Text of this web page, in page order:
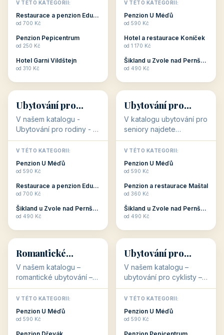
dovolenou přímo
souvisejí. Aktivní
odpočinek jso...
V TÉTO KATEGORII:
Restaurace a penzion Eduard
od 700 Kč
Penzion Pepicentrum
od 250 Kč
Hotel Garni Vildštejn
od 310 Kč
cenově dostupné
ubytování v ČR. Budete
c...
V TÉTO KATEGORII:
Penzion U Méďů
od 590 Kč
Hotel a restaurace Koníček
od 1 170 Kč
Šikland u Zvole nad Pernštejnem
od 490 Kč
👨‍👩‍👧‍👦
👨‍👩‍👧‍👦
34 objektů
Ubytování pro
rodiny
V našem katalogu -
Ubytování pro rodiny -
jsou pro Vás připraveny
objekty, které svojí
polohou či vybaveností,
nabízí klidné ubytování
V TÉTO KATEGORII:
Penzion U Méďů
od 590 Kč
Restaurace a penzion Eduard
od 700 Kč
Šikland u Zvole nad Pernštejnem
od 490 Kč
🧓
🧓
33 objektů
Ubytování pro
seniory
V katalogu ubytování pro
seniory najdete
penziony a hotely, které
jsou přizpůsobeny pro
ubytování klientů vyššího
věku. Některé z nich
V TÉTO KATEGORII:
Penzion U Méďů
od 590 Kč
Penzion a restaurace Maštal
od 360 Kč
Šikland u Zvole nad Pernštejnem
od 490 Kč
💕
💕
Romantické
ubytování
V našem katalogu –
romantické ubytování –
jsou pro Vás připraveny
objekty, které svojí
stavbou, polohou anebo
zaměřením nabízí
V TÉTO KATEGORII:
Penzion U Méďů
od 590 Kč
🚴
🚴
32 objektů
Ubytování pro
cyklisty
V našem katalogu –
ubytování pro cyklisty –
jsou pro Vás připraveny
objekty, které jsou na
milovníky cykloturistiky
připraveny. Většinou mají
V TÉTO KATEGORII:
Penzion U Méďů
od 590 Kč